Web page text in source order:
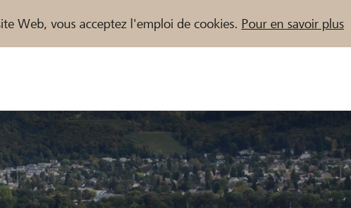
Web, vous acceptez l'emploi de cookies. Pour en savoir plus
/ Banques Raiffeisen